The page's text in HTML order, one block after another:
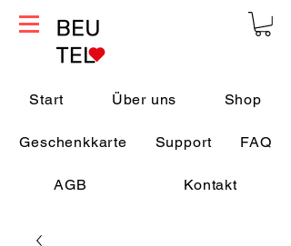
Start Über uns Shop
Geschenkkarte Support FAQ
AGB Kontakt